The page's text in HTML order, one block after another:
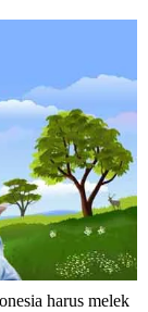
harus melek